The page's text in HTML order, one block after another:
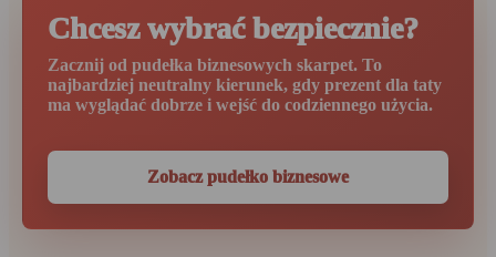
Chcesz wybrać bezpiecznie?
Zacznij od pudełka biznesowych skarpet. To
najbardziej neutralny kierunek, gdy prezent dla taty
ma wyglądać dobrze i wejść do codziennego użycia.
Zobacz pudełko biznesowe